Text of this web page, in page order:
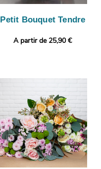
Petit Bouquet Tendre
A partir de 25,90 €